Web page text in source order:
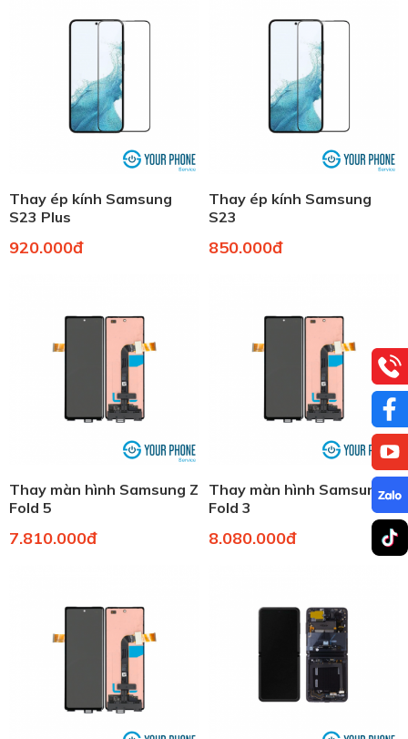
Thay ép kính Samsung
S23 Plus
920.000đ
Thay ép kính Samsung
S23
850.000đ
Thay màn hình Samsung Z
Fold 5
7.810.000đ
Thay màn hình Samsung Z
Fold 3
8.080.000đ